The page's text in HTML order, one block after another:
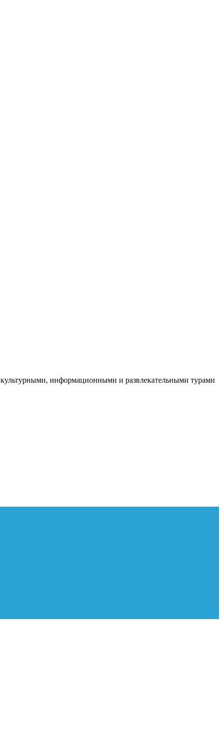
информационными и развлекательными турами